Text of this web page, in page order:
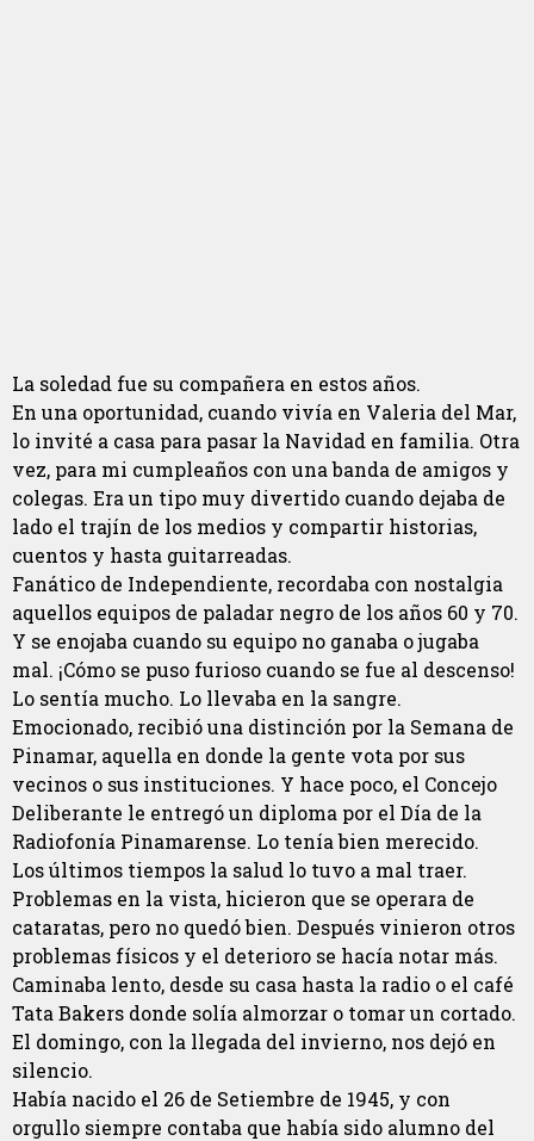
La soledad fue su compañera en estos años.
En una oportunidad, cuando vivía en Valeria del Mar,
lo invité a casa para pasar la Navidad en familia. Otra
vez, para mi cumpleaños con una banda de amigos y
colegas. Era un tipo muy divertido cuando dejaba de
lado el trajín de los medios y compartir historias,
cuentos y hasta guitarreadas.
Fanático de Independiente, recordaba con nostalgia
aquellos equipos de paladar negro de los años 60 y 70.
Y se enojaba cuando su equipo no ganaba o jugaba
mal. ¡Cómo se puso furioso cuando se fue al descenso!
Lo sentía mucho. Lo llevaba en la sangre.
Emocionado, recibió una distinción por la Semana de
Pinamar, aquella en donde la gente vota por sus
vecinos o sus instituciones. Y hace poco, el Concejo
Deliberante le entregó un diploma por el Día de la
Radiofonía Pinamarense. Lo tenía bien merecido.
Los últimos tiempos la salud lo tuvo a mal traer.
Problemas en la vista, hicieron que se operara de
cataratas, pero no quedó bien. Después vinieron otros
problemas físicos y el deterioro se hacía notar más.
Caminaba lento, desde su casa hasta la radio o el café
Tata Bakers donde solía almorzar o tomar un cortado.
El domingo, con la llegada del invierno, nos dejó en
silencio.
Había nacido el 26 de Setiembre de 1945, y con
orgullo siempre contaba que había sido alumno del